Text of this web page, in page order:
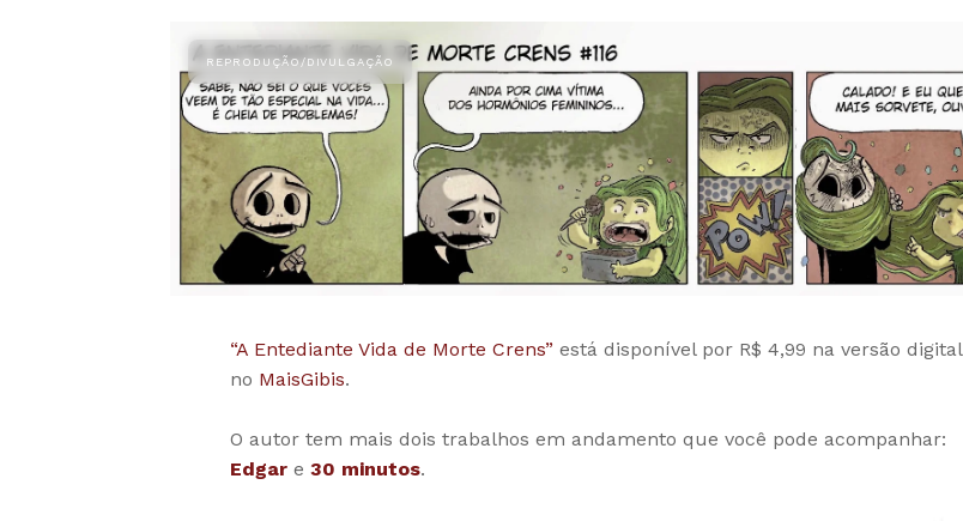
“A Entediante Vida de Morte Crens” está disponível por R$ 4,99 na versão digital
no MaisGibis.
O autor tem mais dois trabalhos em andamento que você pode acompanhar:
Edgar e 30 minutos.